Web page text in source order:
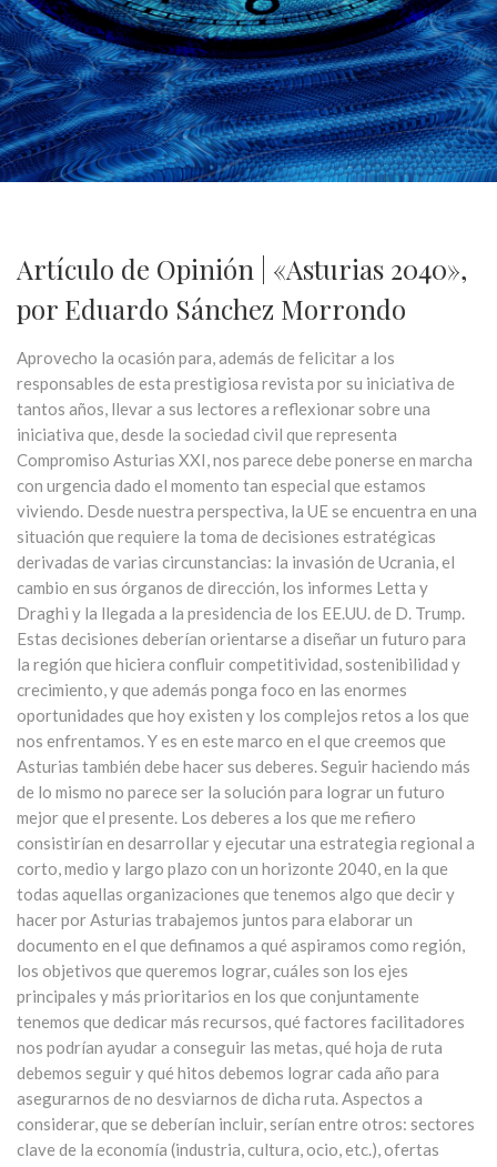
Artículo de Opinión | «Asturias 2040»,
por Eduardo Sánchez Morrondo
Aprovecho la ocasión para, además de felicitar a los
responsables de esta prestigiosa revista por su iniciativa de
tantos años, llevar a sus lectores a reflexionar sobre una
iniciativa que, desde la sociedad civil que representa
Compromiso Asturias XXI, nos parece debe ponerse en marcha
con urgencia dado el momento tan especial que estamos
viviendo. Desde nuestra perspectiva, la UE se encuentra en una
situación que requiere la toma de decisiones estratégicas
derivadas de varias circunstancias: la invasión de Ucrania, el
cambio en sus órganos de dirección, los informes Letta y
Draghi y la llegada a la presidencia de los EE.UU. de D. Trump.
Estas decisiones deberían orientarse a diseñar un futuro para
la región que hiciera confluir competitividad, sostenibilidad y
crecimiento, y que además ponga foco en las enormes
oportunidades que hoy existen y los complejos retos a los que
nos enfrentamos. Y es en este marco en el que creemos que
Asturias también debe hacer sus deberes. Seguir haciendo más
de lo mismo no parece ser la solución para lograr un futuro
mejor que el presente. Los deberes a los que me refiero
consistirían en desarrollar y ejecutar una estrategia regional a
corto, medio y largo plazo con un horizonte 2040, en la que
todas aquellas organizaciones que tenemos algo que decir y
hacer por Asturias trabajemos juntos para elaborar un
documento en el que definamos a qué aspiramos como región,
los objetivos que queremos lograr, cuáles son los ejes
principales y más prioritarios en los que conjuntamente
tenemos que dedicar más recursos, qué factores facilitadores
nos podrían ayudar a conseguir las metas, qué hoja de ruta
debemos seguir y qué hitos debemos lograr cada año para
asegurarnos de no desviarnos de dicha ruta. Aspectos a
considerar, que se deberían incluir, serían entre otros: sectores
clave de la economía (industria, cultura, ocio, etc.), ofertas